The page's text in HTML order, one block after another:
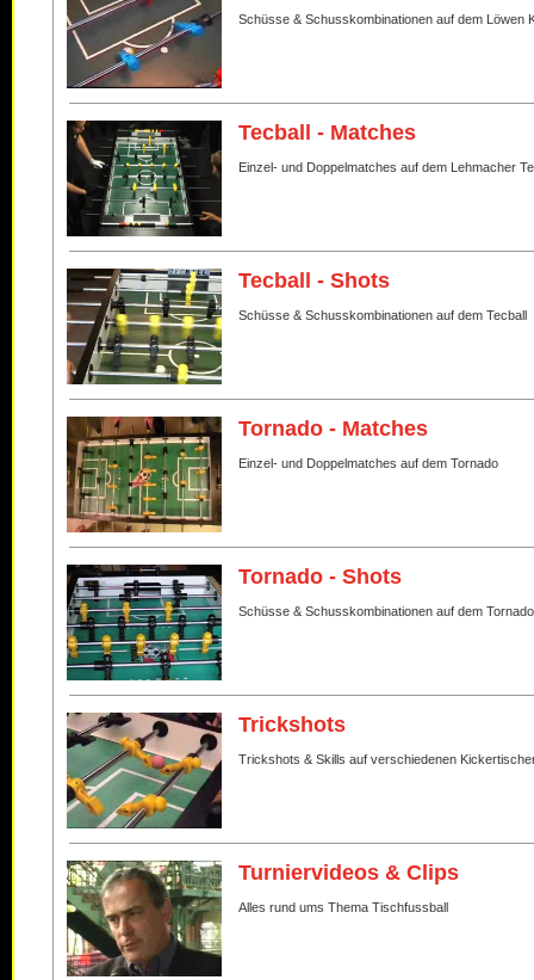
Schüsse & Schusskombinationen auf dem Löwen
Tecball - Matches
Einzel- und Doppelmatches auf dem Lehmacher
Tecball - Shots
Schüsse & Schusskombinationen auf dem Tecball
Tornado - Matches
Einzel- und Doppelmatches auf dem Tornado
Tornado - Shots
Schüsse & Schusskombinationen auf dem
Trickshots
Trickshots & Skills auf verschiedenen
Turniervideos & Clips
Alles rund ums Thema Tischfussball